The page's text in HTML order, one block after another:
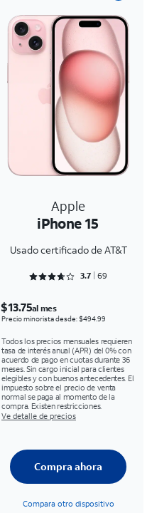
Apple
iPhone 15
Usado certificado de AT&T
Rated 3.7246 out of 5
3.7 69
$13.75al mes
Precio minorista desde: $494.99
Todos los precios mensuales requieren
tasa de interés anual (APR) del 0% con
acuerdo de pago en cuotas durante 36
meses. Sin cargo inicial para clientes
elegibles y con buenos antecedentes. El
impuesto sobre el precio de venta
normal se paga al momento de la
compra. Existen restricciones.
Ve detalle de precios
Compra ahora
Compara otro dispositivo